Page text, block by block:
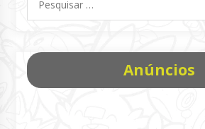
por:
Anúncios